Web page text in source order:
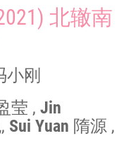
北辙南
小刚
莹 , Jin
Sui Yuan 隋源 ,